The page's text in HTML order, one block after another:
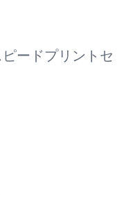
ードプリントセ